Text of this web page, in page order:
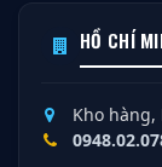
HỒ CHÍ
Kho hàng,